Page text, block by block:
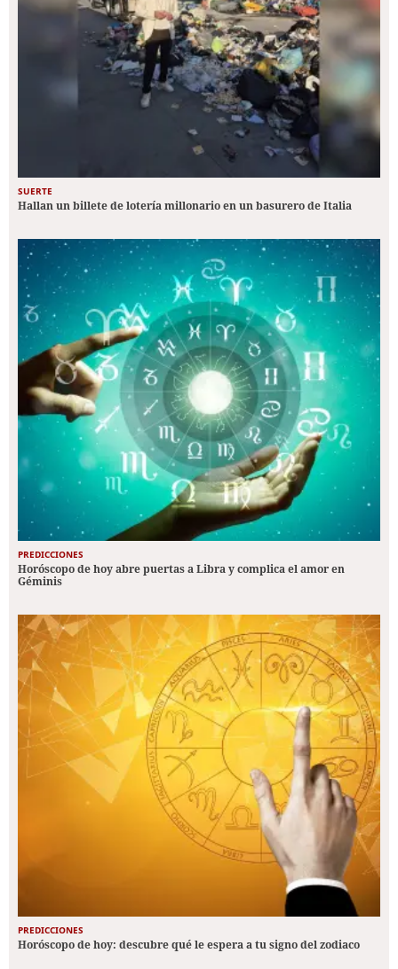
SUERTE
Hallan un billete de lotería millonario en un basurero de Italia
PREDICCIONES
Horóscopo de hoy abre puertas a Libra y complica el amor en
Géminis
PREDICCIONES
Horóscopo de hoy: descubre qué le espera a tu signo del zodiaco